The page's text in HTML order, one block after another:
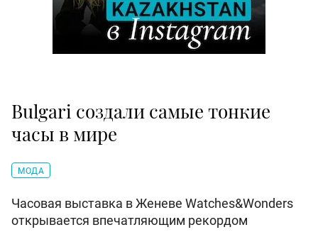
Bulgari создали самые тонкие
часы в мире
МОДА
Часовая выставка в Женеве Watches&Wonders
открывается впечатляющим рекордом